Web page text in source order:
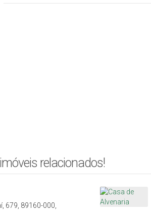
relacionados!
679, 89160-000,